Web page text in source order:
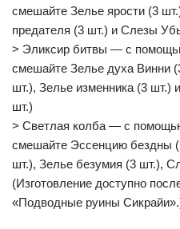
смешайте Зелье ярости (3
предателя (3 шт.) и Слезы
> Эликсир битвы — с
смешайте Зелье духа Винни
шт.), Зелье изменника (3
шт.)
> Светлая колба — с
смешайте Эссенцию бездны
шт.), Зелье безумия (3 шт.),
(Изготовление доступно
«Подводные руины